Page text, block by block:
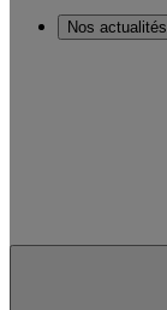
Nos actualités